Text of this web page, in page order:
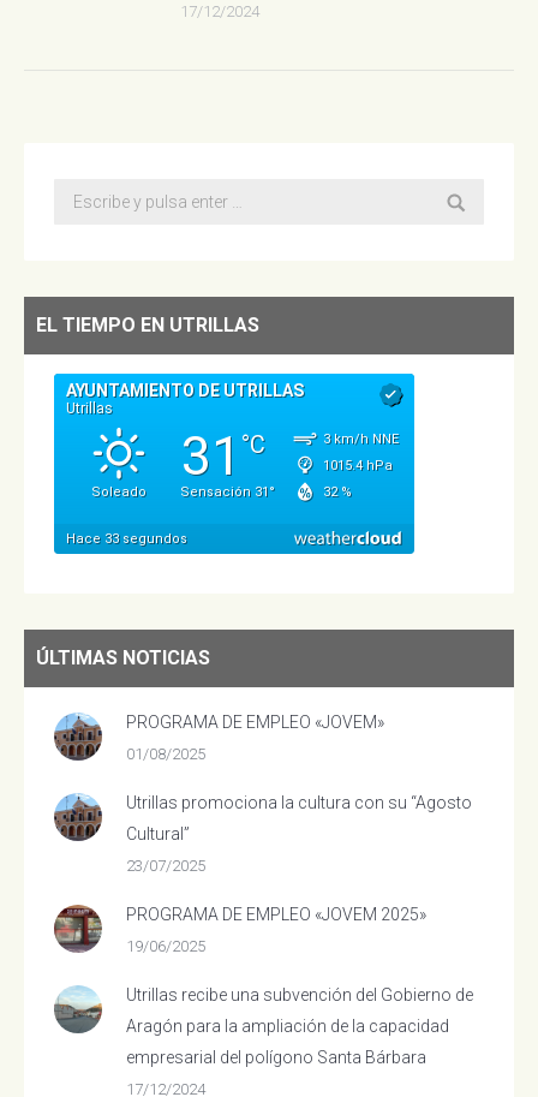
17/12/2024
Buscar:
EL TIEMPO EN UTRILLAS
ÚLTIMAS NOTICIAS
PROGRAMA DE EMPLEO «JOVEM»
01/08/2025
Utrillas promociona la cultura con su “Agosto
Cultural”
23/07/2025
PROGRAMA DE EMPLEO «JOVEM 2025»
19/06/2025
Utrillas recibe una subvención del Gobierno de
Aragón para la ampliación de la capacidad
empresarial del polígono Santa Bárbara
17/12/2024